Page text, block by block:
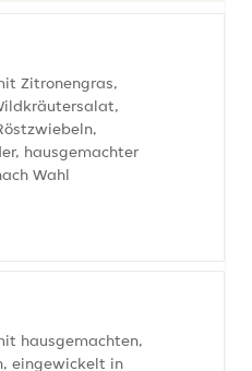
Zitronengras,
hausgemachter
Wahl
hausgemachten,
eingewickelt in